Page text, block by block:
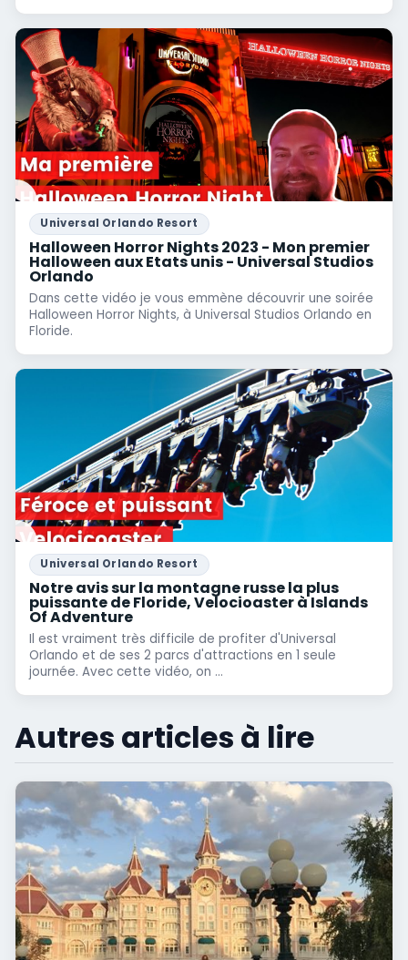
Universal Orlando Resort
Halloween Horror Nights 2023 - Mon premier
Halloween aux Etats unis - Universal Studios
Orlando
Dans cette vidéo je vous emmène découvrir une soirée
Halloween Horror Nights, à Universal Studios Orlando en
Floride.
Universal Orlando Resort
Notre avis sur la montagne russe la plus
puissante de Floride, Velocioaster à Islands
Of Adventure
Il est vraiment très difficile de profiter d'Universal
Orlando et de ses 2 parcs d'attractions en 1 seule
journée. Avec cette vidéo, on ...
Autres articles à lire